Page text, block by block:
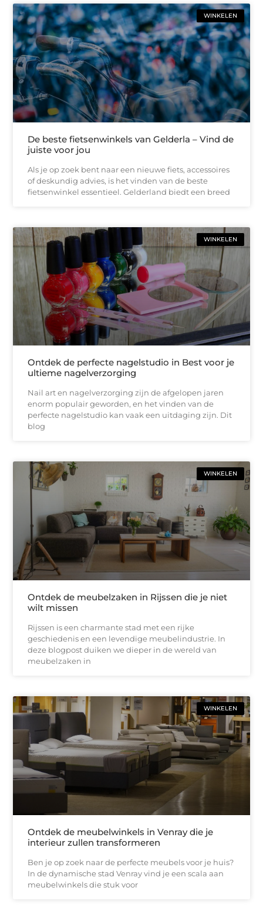
WINKELEN
De beste fietsenwinkels van Gelderla – Vind de
juiste voor jou
Als je op zoek bent naar een nieuwe fiets, accessoires
of deskundig advies, is het vinden van de beste
fietsenwinkel essentieel. Gelderland biedt een breed
WINKELEN
Ontdek de perfecte nagelstudio in Best voor je
ultieme nagelverzorging
Nail art en nagelverzorging zijn de afgelopen jaren
enorm populair geworden, en het vinden van de
perfecte nagelstudio kan vaak een uitdaging zijn. Dit
blog
WINKELEN
Ontdek de meubelzaken in Rijssen die je niet
wilt missen
Rijssen is een charmante stad met een rijke
geschiedenis en een levendige meubelindustrie. In
deze blogpost duiken we dieper in de wereld van
meubelzaken in
WINKELEN
Ontdek de meubelwinkels in Venray die je
interieur zullen transformeren
Ben je op zoek naar de perfecte meubels voor je huis?
In de dynamische stad Venray vind je een scala aan
meubelwinkels die stuk voor